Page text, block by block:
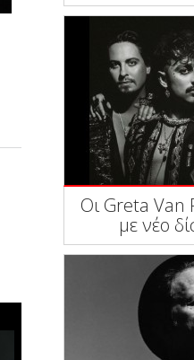
Οι Greta Van
με νέο